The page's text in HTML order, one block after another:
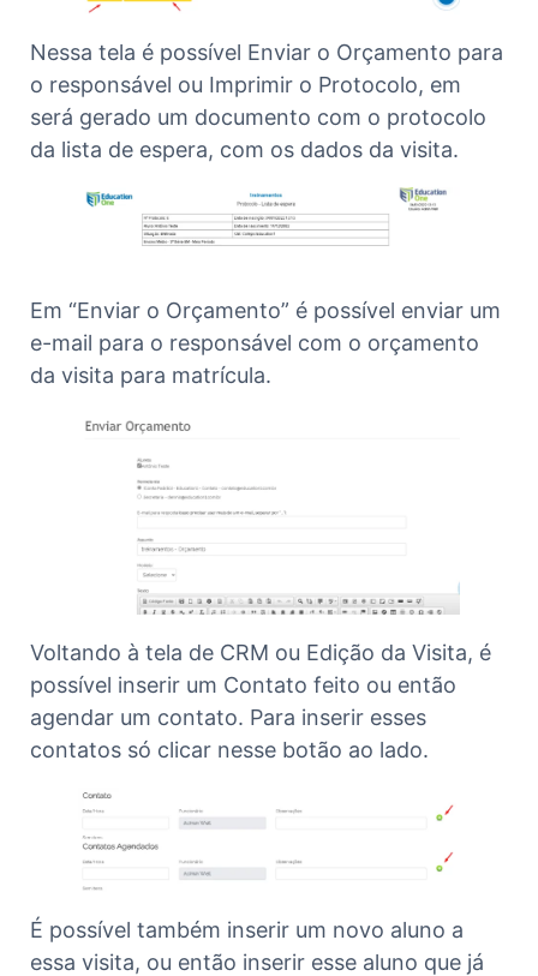
Nessa tela é possível Enviar o Orçamento para
o responsável ou Imprimir o Protocolo, em
será gerado um documento com o protocolo
da lista de espera, com os dados da visita.
Em “Enviar o Orçamento” é possível enviar um
e-mail para o responsável com o orçamento
da visita para matrícula.
Voltando à tela de CRM ou Edição da Visita, é
possível inserir um Contato feito ou então
agendar um contato. Para inserir esses
contatos só clicar nesse botão ao lado.
É possível também inserir um novo aluno a
essa visita, ou então inserir esse aluno que já